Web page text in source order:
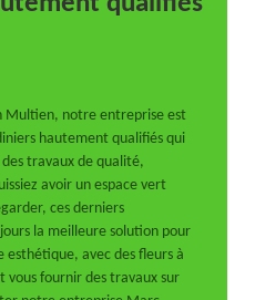
Multien, notre entreprise est
hautement qualifiés qui
travaux de qualité,
avoir un espace vert
ces derniers
la meilleure solution pour
avec des fleurs à
vous fournir des travaux sur